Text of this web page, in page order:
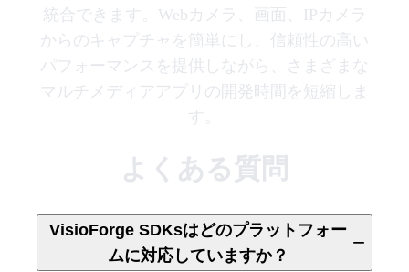
統合できます。Webカメラ、画面、IPカメラ
からのキャプチャを簡単にし、信頼性の高い
パフォーマンスを提供しながら、さまざまな
マルチメディアアプリの開発時間を短縮しま
す。
よくある質問
VisioForge SDKsはどのプラットフォー
ムに対応していますか？
−